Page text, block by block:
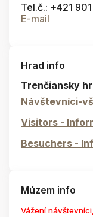
Tel.č.: +421
E-mail
Hrad info
Trenčiansky
Návštevníci-
Visitors -
Besuchers -
Múzem info
Vážení návštevníci,